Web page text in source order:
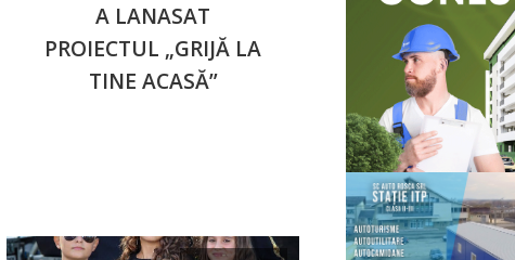
Cutremur
Neamț! Primarul și
comunei
judecată
A LANASAT
PROIECTUL „GRIJĂ LA
TINE ACASĂ”